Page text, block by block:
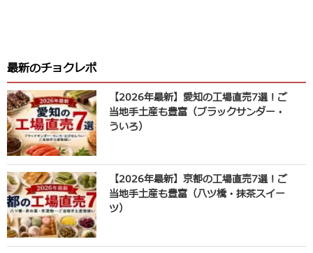
最新のチョクレポ
【2026年最新】愛知の工場直売7選！ご
当地手土産も豊富（ブラックサンダー・
ういろ）
【2026年最新】京都の工場直売7選！ご
当地手土産も豊富（八ツ橋・抹茶スイー
ツ）